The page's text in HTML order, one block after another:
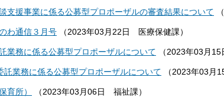
支援事業に係る公募型プロポーザルの審査結果について （
わ通信３月号 （ 2023年03月22日 医療保健課 ）
業務に係る公募型プロポーザルについて （ 2023年03月15
業務に係る公募型プロポーザルについて （ 2023年03月
育所） （ 2023年03月06日 福祉課 ）